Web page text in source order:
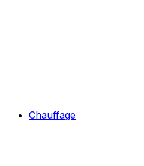
Chauffage